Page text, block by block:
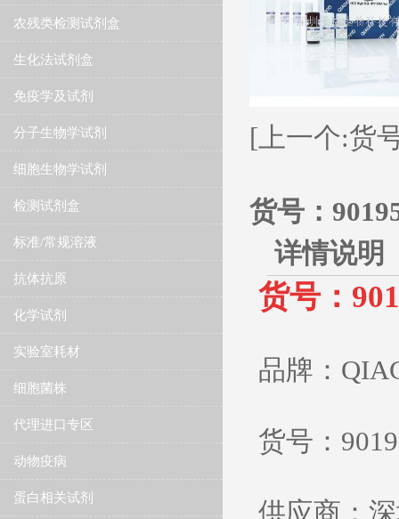
农残类检测试剂盒
生化法试剂盒
免疫学及试剂
分子生物学试剂
细胞生物学试剂
检测试剂盒
标准/常规溶液
抗体抗原
化学试剂
实验室耗材
细胞菌株
代理进口专区
动物疫病
蛋白相关试剂
[上一个:货
货号：
详情说明
货号：
品牌：
货号：
供应商：